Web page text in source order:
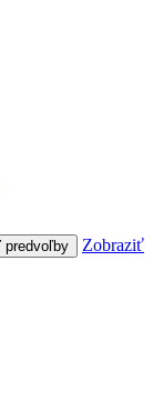
predvoľby
Zobraziť